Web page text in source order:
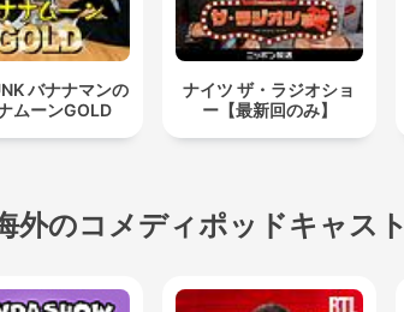
バナナマンの
ムーンGOLD
ナイツ ザ・ラジオショ
ー【最新回のみ】
外のコメディポッドキャスト